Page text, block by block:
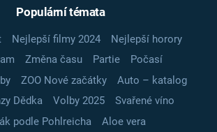
Populární témata
Nejlepší filmy 2024
Nejlepší horory
Změna času Partie
Počasí
ZOO Nové začátky
Auto – katalog
Dědka
Volby 2025
Svařené víno
podle Pohlreicha
Aloe vera